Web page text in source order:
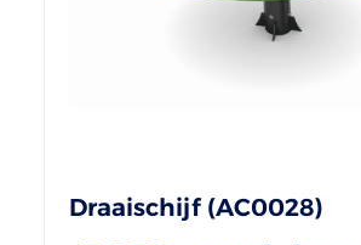
Draaischijf (AC0028)